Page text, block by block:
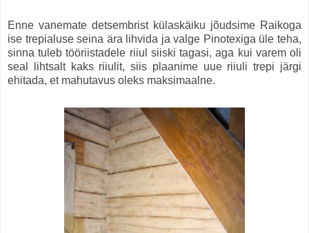
Enne vanemate detsembrist külaskäiku jõudsime Raikoga
ise trepialuse seina ära lihvida ja valge Pinotexiga üle teha,
sinna tuleb tööriistadele riiul siiski tagasi, aga kui varem oli
seal lihtsalt kaks riiulit, siis plaanime uue riiuli trepi järgi
ehitada, et mahutavus oleks maksimaalne.